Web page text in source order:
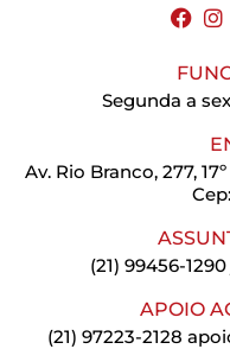
Segunda a
Av. Rio Branco, 277,
(21) 99456-1290
APOIO
(21) 97223-2128